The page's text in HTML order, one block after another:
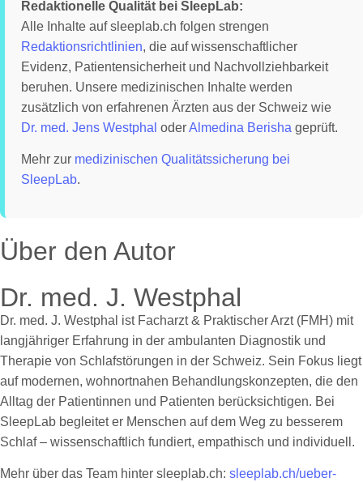
Redaktionelle Qualität bei SleepLab:
Alle Inhalte auf sleeplab.ch folgen strengen
Redaktionsrichtlinien, die auf wissenschaftlicher
Evidenz, Patientensicherheit und Nachvollziehbarkeit
beruhen. Unsere medizinischen Inhalte werden
zusätzlich von erfahrenen Ärzten aus der Schweiz wie
Dr. med. Jens Westphal oderAlmedina Berisha geprüft.
Mehr zur medizinischen Qualitätssicherung bei
SleepLab.
Über den Autor
Dr. med. J. Westphal
Dr. med. J. Westphal ist Facharzt & Praktischer Arzt (FMH) mit
langjähriger Erfahrung in der ambulanten Diagnostik und
Therapie von Schlafstörungen in der Schweiz. Sein Fokus liegt
auf modernen, wohnortnahen Behandlungskonzepten, die den
Alltag der Patientinnen und Patienten berücksichtigen. Bei
SleepLab begleitet er Menschen auf dem Weg zu besserem
Schlaf – wissenschaftlich fundiert, empathisch und individuell.
Mehr über das Team hinter sleeplab.ch: sleeplab.ch/ueber-